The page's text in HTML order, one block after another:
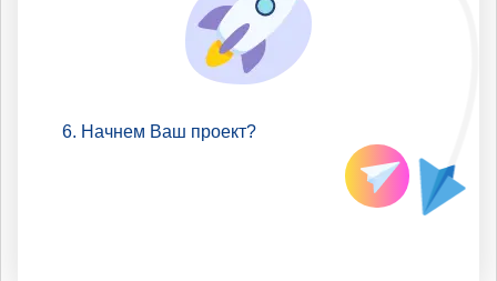
Начнем Ваш проект?